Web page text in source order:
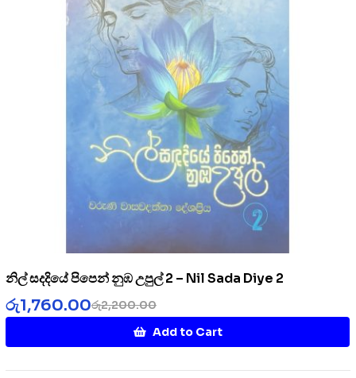
නිල් සදදියේ පිපෙන් නුඹ උපුල් 2 – Nil Sada Diye 2
රු2,200.00
රු1,760.00
Add to Cart